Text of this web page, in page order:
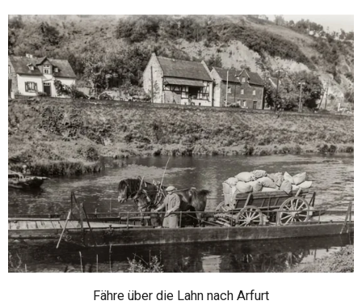
Fähre über die Lahn nach Arfurt